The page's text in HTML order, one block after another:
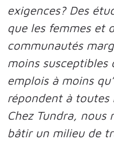
exigences? Des
que les femmes et
communautés
moins susceptibles
emplois à moins
répondent à toutes
Chez Tundra, nous
bâtir un milieu de